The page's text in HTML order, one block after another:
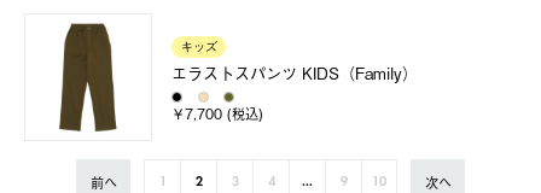
キッズ
エラストスパンツ KIDS（Family）
￥7,700 (税込)
前へ 2 3 4 ... 9 10 次へ